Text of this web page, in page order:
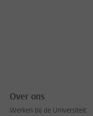
Over ons
Werken bij de Universiteit